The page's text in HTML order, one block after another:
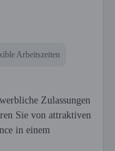
Arbeitszeiten
Zulassungen
Sie von attraktiven
in einem